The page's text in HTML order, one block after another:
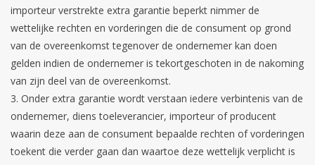
importeur verstrekte extra garantie beperkt nimmer de
wettelijke rechten en vorderingen die de consument op grond
van de overeenkomst tegenover de ondernemer kan doen
gelden indien de ondernemer is tekortgeschoten in de nakoming
van zijn deel van de overeenkomst.
Onder extra garantie wordt verstaan iedere verbintenis van de
ondernemer, diens toeleverancier, importeur of producent
waarin deze aan de consument bepaalde rechten of vorderingen
toekent die verder gaan dan waartoe deze wettelijk verplicht is